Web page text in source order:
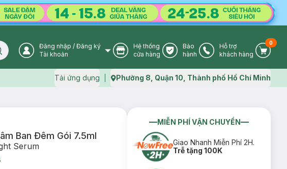
icon User Icon
Đăng nhập / Đăng ký
Tài khoản
Store Icon
Hệ thống
cửa hàng
Warranty Icon
Bảo
hành
Phone Icon
Hỗ trợ
khách hàng
Cart
0
Tải ứng dụng Map icon
Phường 8, Quận 10, Thành phố Hồ Chí Minh
Ban Đêm Gói 7.5ml
Serum
MIỄN PHÍ VẬN CHUYỂN
Giao Nhanh Miễn Phí 2H.
Trễ tặng 100K